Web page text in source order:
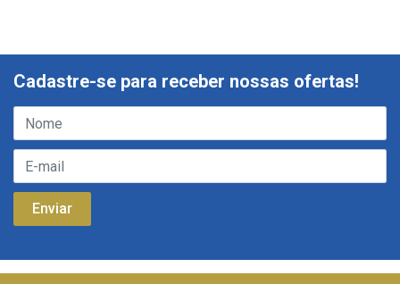
Cadastre-se para receber nossas ofertas!